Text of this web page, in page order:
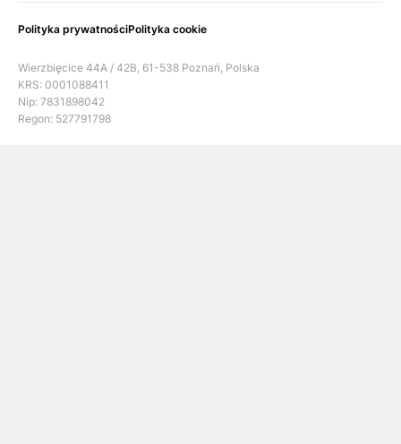
Polityka prywatnościPolityka cookie
Wierzbięcice 44A / 42B, 61-538 Poznań, Polska
KRS: 0001088411
Nip: 7831898042
Regon: 527791798